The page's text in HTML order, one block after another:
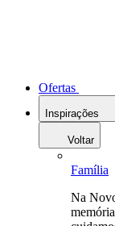
Ofertas
Inspirações
Voltar
Família
Na